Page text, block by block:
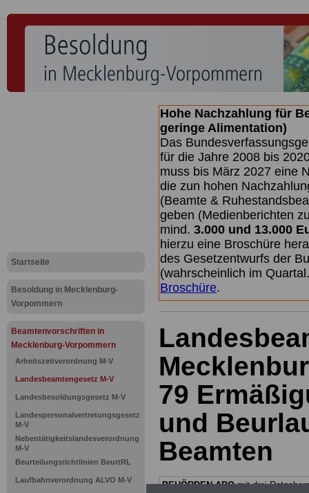
Startseite
Besoldung in Mecklenburg-
Vorpommern
Beamtenvorschriften in
Mecklenburg-Vorpommern
Arbeitszeitverordnung M-V
Landesbeamtengesetz M-V
Landesbesoldungsgesetz M-V
Landespersonalvertretungsgesetz
M-V
Nebentätigkeitslandesverordnung
M-V
Beurteilungsrichtlinien BeurtRL
Laufbahnverordnung ALVO M-V
Hohe Nachzahlung für
geringe Alimentation)
Das
für die Jahre 2008 bis
muss bis März 2027 eine
die zun hohen
(Beamte &
geben (Medienberichten
mind. 3.000 und 13.000
hierzu eine Broschüre
des Gesetzentwurfs der
(wahrscheinlich im
Broschüre.
79
und
Beamten
BEHÖRDEN-ABOmit drei